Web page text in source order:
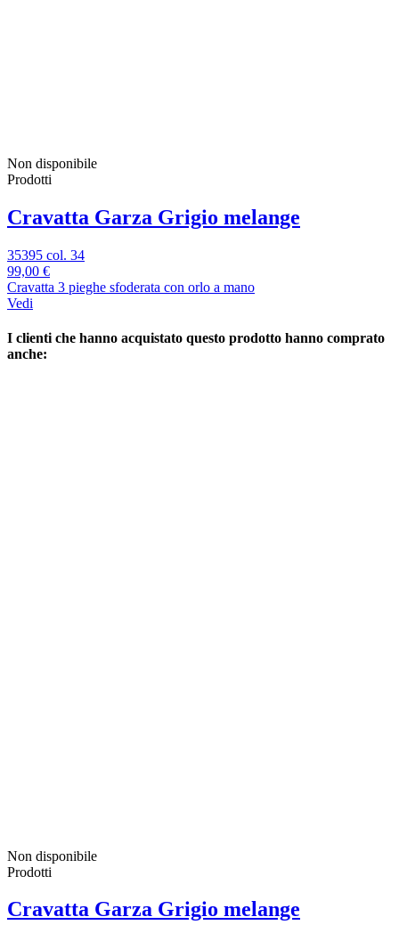
Non disponibile
Prodotti
Cravatta Garza Grigio melange
35395 col. 34
99,00 €
Cravatta 3 pieghe sfoderata con orlo a mano
Vedi
I clienti che hanno acquistato questo prodotto hanno comprato
anche:
Non disponibile
Prodotti
Cravatta Garza Grigio melange